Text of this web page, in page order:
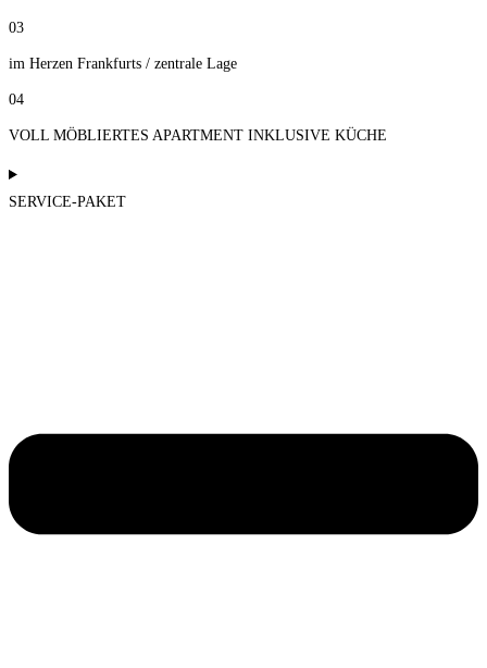
03
im Herzen Frankfurts / zentrale Lage
04
VOLL MÖBLIERTES APARTMENT INKLUSIVE KÜCHE
SERVICE-PAKET